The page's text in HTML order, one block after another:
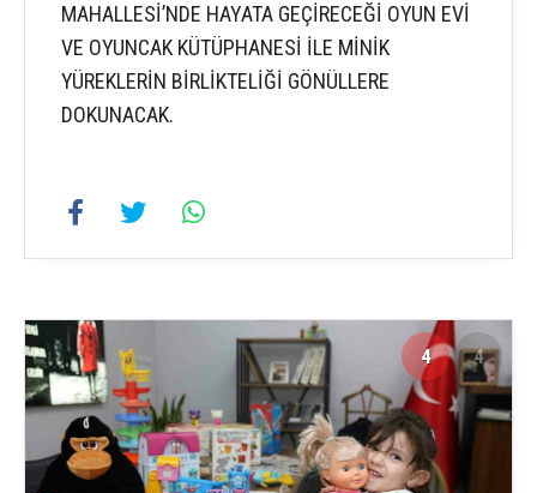
MAHALLESİ’NDE HAYATA GEÇİRECEĞİ OYUN EVİ
VE OYUNCAK KÜTÜPHANESİ İLE MİNİK
YÜREKLERİN BİRLİKTELİĞİ GÖNÜLLERE
DOKUNACAK.
4 4